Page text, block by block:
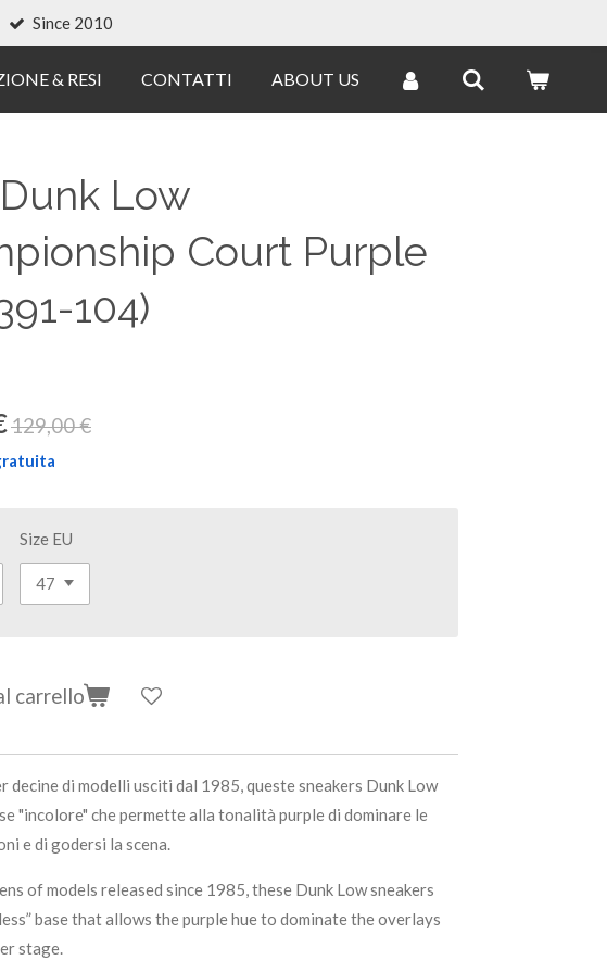
Since 2010
& RESI CONTATTI ABOUT US
Low
Court Purple
104)
129,00 €
Size EU
carrello
di modelli usciti dal 1985, queste sneakers Dunk Low
"incolore" che permette alla tonalità purple di dominare le
e di godersi la scena.
of models released since 1985, these Dunk Low sneakers
base that allows the purple hue to dominate the overlays
stage.